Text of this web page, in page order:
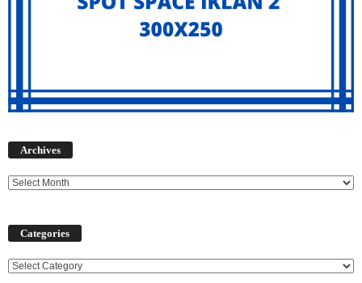
Archives
Categories
Categories